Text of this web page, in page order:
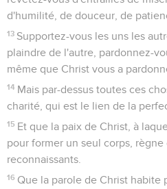
d'humilité, de douceur, de
13 Supportez-vous les uns les
plaindre de l'autre, pardonnez-
même que Christ vous a
14 Mais par-dessus toutes ces
charité, qui est le lien de la
15 Et que la paix de Christ, à
pour former un seul corps, règne
reconnaissants.
16 Que la parole de Christ habite